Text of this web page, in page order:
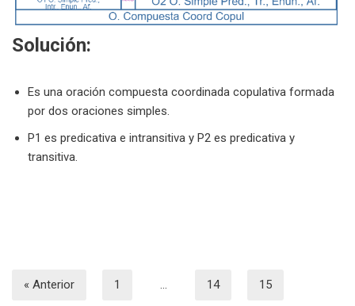
Solución:
Es una oración compuesta coordinada copulativa formada
por dos oraciones simples.
P1 es predicativa e intransitiva y P2 es predicativa y
transitiva.
« Anterior 1 … 14 15